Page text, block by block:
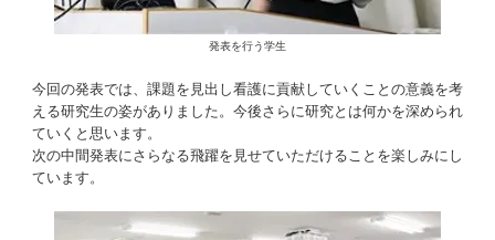
発表を行う学生
今回の発表では、課題を見出し看護に貢献していくことの意義を考
える研究生の姿がありました。今後さらに研究とは何かを深められ
ていくと思います。
次の中間発表にさらなる飛躍を見せていただけることを楽しみにし
ています。